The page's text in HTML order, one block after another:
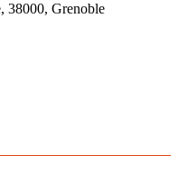
38000, Grenoble